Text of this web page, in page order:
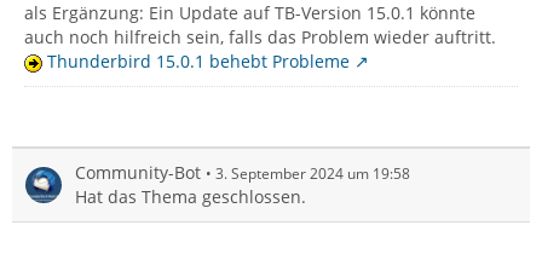
als Ergänzung: Ein Update auf TB-Version 15.0.1 könnte
auch noch hilfreich sein, falls das Problem wieder auftritt.
Thunderbird 15.0.1 behebt Probleme
Community-Bot 3. September 2024 um 19:58
Hat das Thema geschlossen.